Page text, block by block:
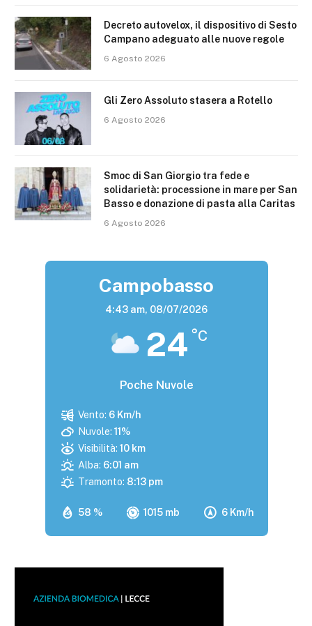
Decreto autovelox, il dispositivo di Sesto
Campano adeguato alle nuove regole
6 Agosto 2026
Gli Zero Assoluto stasera a Rotello
6 Agosto 2026
Smoc di San Giorgio tra fede e
solidarietà: processione in mare per San
Basso e donazione di pasta alla Caritas
6 Agosto 2026
Campobasso
4:43 am, 08/07/2026
24 °C
Poche Nuvole
58 % 1015 mb 6 Km/h
Vento: 6 Km/h
Nuvole: 11%
Visibilità: 10 km
Alba: 6:01 am
Tramonto: 8:13 pm